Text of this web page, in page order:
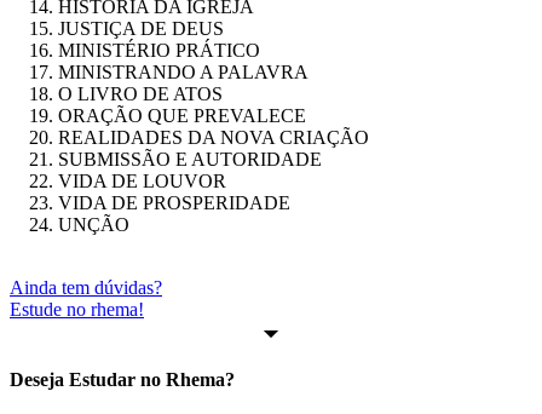
HISTÓRIA DA IGREJA
JUSTIÇA DE DEUS
MINISTÉRIO PRÁTICO
MINISTRANDO A PALAVRA
O LIVRO DE ATOS
ORAÇÃO QUE PREVALECE
REALIDADES DA NOVA CRIAÇÃO
SUBMISSÃO E AUTORIDADE
VIDA DE LOUVOR
VIDA DE PROSPERIDADE
UNÇÃO
Ainda tem dúvidas?
Estude no rhema!
Deseja Estudar no Rhema?